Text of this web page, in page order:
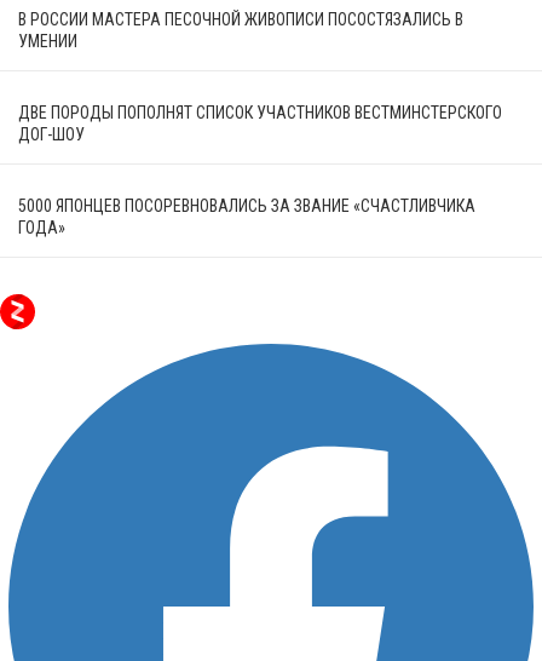
В РОССИИ МАСТЕРА ПЕСОЧНОЙ ЖИВОПИСИ ПОСОСТЯЗАЛИСЬ В
УМЕНИИ
ДВЕ ПОРОДЫ ПОПОЛНЯТ СПИСОК УЧАСТНИКОВ ВЕСТМИНСТЕРСКОГО
ДОГ-ШОУ
5000 ЯПОНЦЕВ ПОСОРЕВНОВАЛИСЬ ЗА ЗВАНИЕ «СЧАСТЛИВЧИКА
ГОДА»